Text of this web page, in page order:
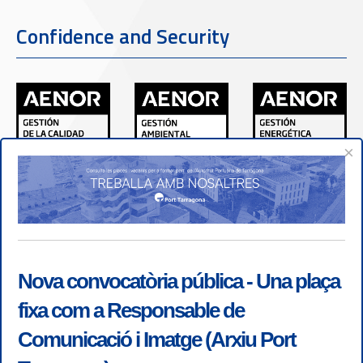
Confidence and Security
×
Nova convocatòria pública - Una plaça
fixa com a Responsable de
Comunicació i Imatge (Arxiu Port